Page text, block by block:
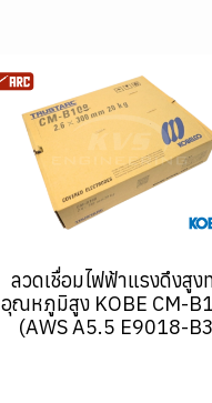
ลวดเชื่อมไฟฟ้าแรงดึงสูง
อุณหภูมิสูง KOBE CM-
(AWS A5.5 E9018-